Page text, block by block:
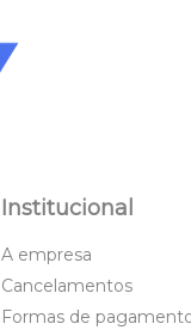
Institucional
A empresa
Cancelamentos
Formas de